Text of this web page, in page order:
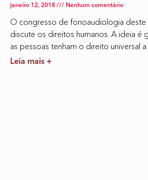
janeiro 12, 2018 Nenhum comentário
O congresso de fonoaudiologia deste
discute os direitos humanos. A ideia é
as pessoas tenham o direito universal a
Leia mais +